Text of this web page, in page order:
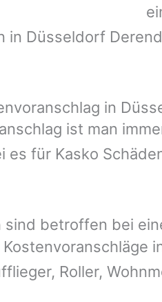
in Düsseldorf
in
ist man
es für Kasko
sind betroffen bei
Roller,